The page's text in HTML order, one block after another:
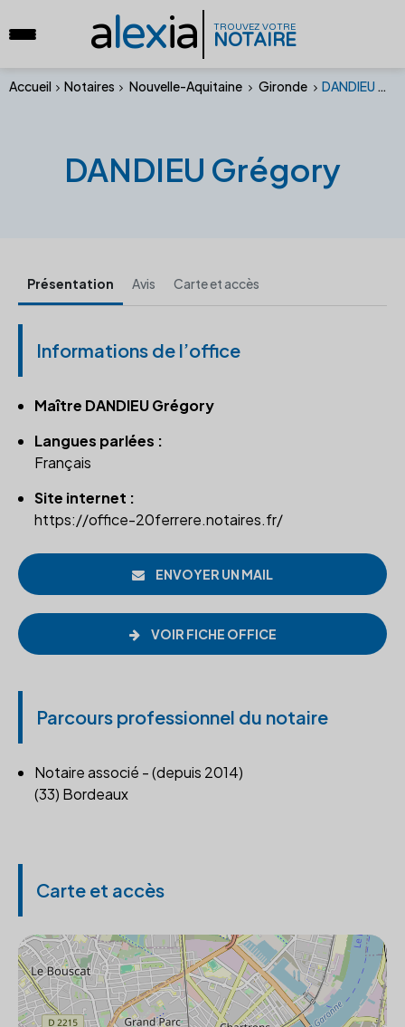
alexia TROUVEZ VOTRE
NOTAIRE
Accueil Notaires Nouvelle-Aquitaine Gironde DANDIEU Grégory
DANDIEU Grégory
Présentation Avis Carte et accès
Informations de l’office
Maître DANDIEU Grégory
Langues parlées :
Français
Site internet :
https://office-20ferrere.notaires.fr/
ENVOYER UN MAIL
VOIR FICHE OFFICE
Parcours professionnel du notaire
Notaire associé - (depuis 2014)
(33) Bordeaux
Carte et accès